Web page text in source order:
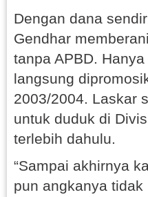
Dengan dana
Gendhar
tanpa APBD.
langsung
2003/2004. Laskar
untuk duduk di
terlebih dahulu.
“Sampai akhirnya
pun angkanya